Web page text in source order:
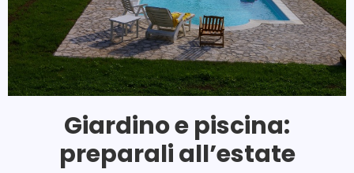
Giardino e piscina:
preparali all’estate